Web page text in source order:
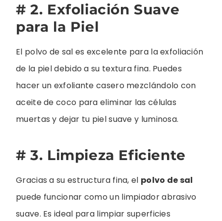
# 2. Exfoliación Suave
para la Piel
El polvo de sal es excelente para la exfoliación
de la piel debido a su textura fina. Puedes
hacer un exfoliante casero mezclándolo con
aceite de coco para eliminar las células
muertas y dejar tu piel suave y luminosa.
# 3. Limpieza Eficiente
Gracias a su estructura fina, el polvo de sal
puede funcionar como un limpiador abrasivo
suave. Es ideal para limpiar superficies